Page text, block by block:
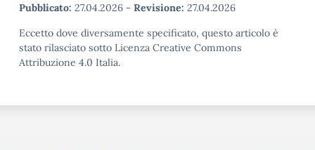
Pubblicato: 27.04.2026 - Revisione: 27.04.2026
Eccetto dove diversamente specificato, questo articolo è
stato rilasciato sotto Licenza Creative Commons
Attribuzione 4.0 Italia.